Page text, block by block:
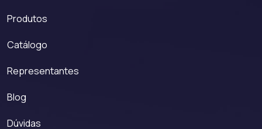
Produtos
Catálogo
Representantes
Blog
Dúvidas